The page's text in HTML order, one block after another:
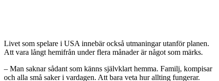
Livet som spelare i USA innebär också utmaningar utanför planen.
Att vara långt hemifrån under flera månader är något som märks.
– Man saknar sådant som känns självklart hemma. Familj, kompisar
och alla små saker i vardagen. Att bara veta hur allting fungerar.